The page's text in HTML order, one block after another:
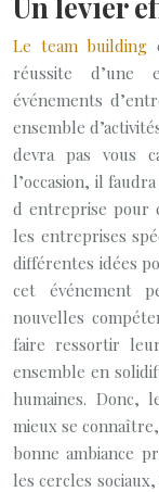
Le team building
réussite d’une
événements
ensemble
devra pas vous
l’occasion, il
d entreprise pour
les entreprises
différentes idées
cet événement
nouvelles
faire ressortir
ensemble en
humaines. Donc,
mieux se
bonne ambiance
les cercles